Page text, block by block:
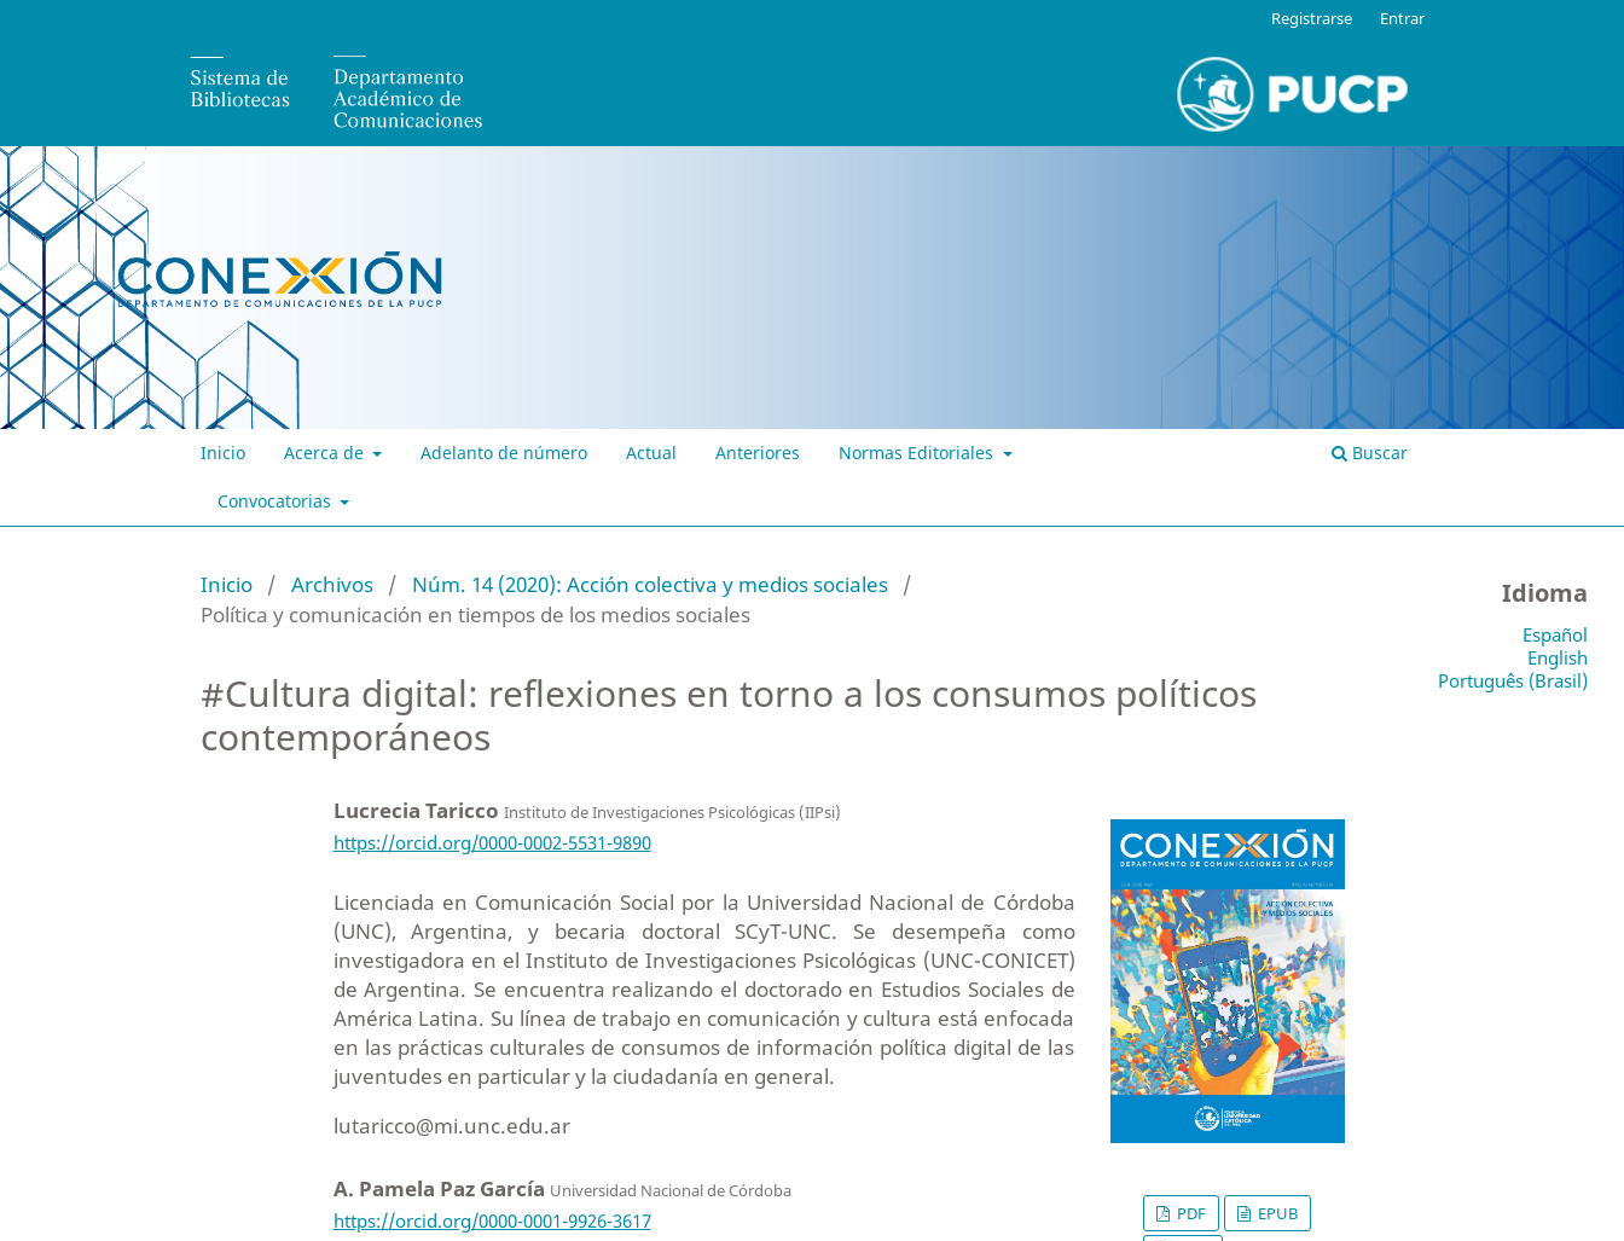
Inicio Acerca de Adelanto de número Actual Anteriores Normas Editoriales
Convocatorias
Buscar
Registrarse Entrar
Inicio / Archivos / Núm. 14 (2020): Acción colectiva y medios sociales /
Política y comunicación en tiempos de los medios sociales
#Cultura digital: reflexiones en torno a los consumos políticos
contemporáneos
Lucrecia Taricco Instituto de Investigaciones Psicológicas (IIPsi)
https://orcid.org/0000-0002-5531-9890
Licenciada en Comunicación Social por la Universidad Nacional de Córdoba
(UNC), Argentina, y becaria doctoral SCyT-UNC. Se desempeña como
investigadora en el Instituto de Investigaciones Psicológicas (UNC-CONICET)
de Argentina. Se encuentra realizando el doctorado en Estudios Sociales de
América Latina. Su línea de trabajo en comunicación y cultura está enfocada
en las prácticas culturales de consumos de información política digital de las
juventudes en particular y la ciudadanía en general.
lutaricco@mi.unc.edu.ar
A. Pamela Paz García Universidad Nacional de Córdoba
https://orcid.org/0000-0001-9926-3617 PDF
EPUB
Idioma
Español
English
Português (Brasil)